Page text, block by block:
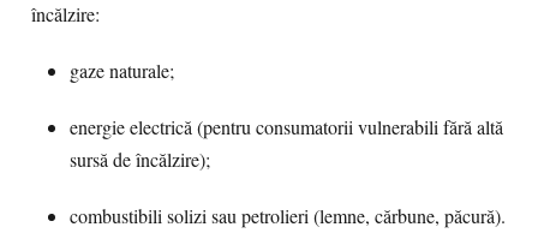
încălzire:
gaze naturale;
energie electrică (pentru consumatorii vulnerabili fără altă
sursă de încălzire);
combustibili solizi sau petrolieri (lemne, cărbune, păcură).